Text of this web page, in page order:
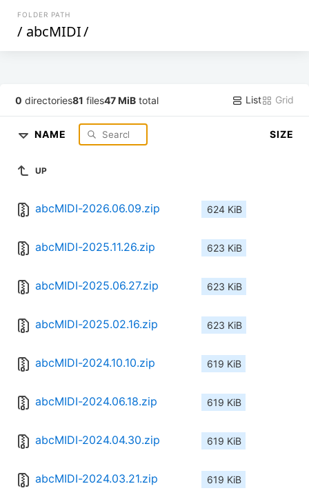
FOLDER PATH
/ abcMIDI/
0 directories81 files47 MiB total List Grid
NAME SIZE
UP
abcMIDI-2026.06.09.zip 624 KiB
abcMIDI-2025.11.26.zip 623 KiB
abcMIDI-2025.06.27.zip 623 KiB
abcMIDI-2025.02.16.zip 623 KiB
abcMIDI-2024.10.10.zip 619 KiB
abcMIDI-2024.06.18.zip 619 KiB
abcMIDI-2024.04.30.zip 619 KiB
abcMIDI-2024.03.21.zip 619 KiB